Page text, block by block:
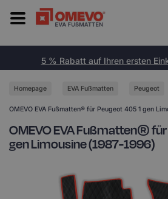
5 % Rabatt auf Ihren ersten
Homepage EVA Fußmatten Peugeot
OMEVO EVA Fußmatten® für Peugeot 405 1 gen
OMEVO EVA Fußmatten®
gen Limousine (1987-1996)